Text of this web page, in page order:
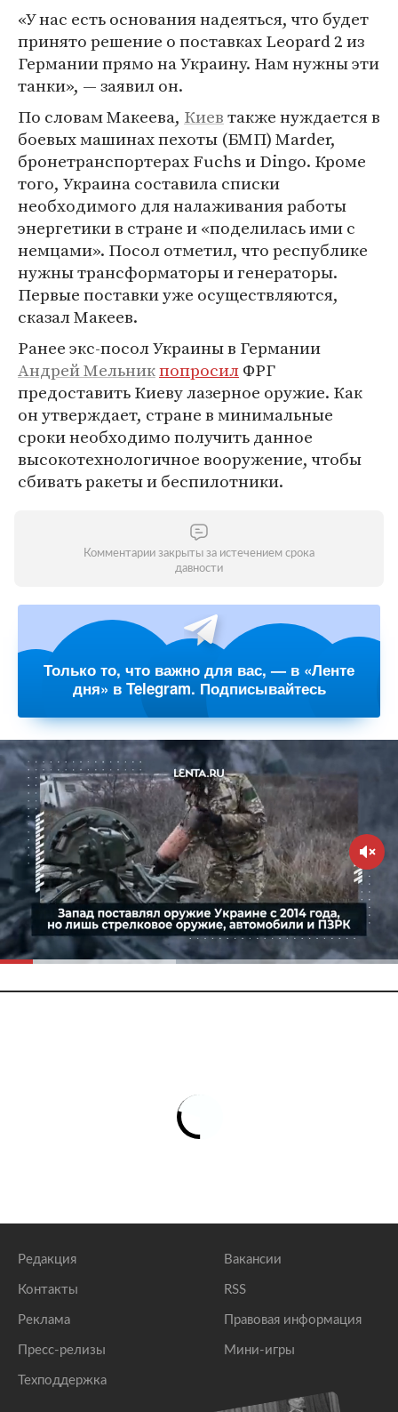
«У нас есть основания надеяться, что будет
принято решение о поставках Leopard 2 из
Германии прямо на Украину. Нам нужны эти
танки», — заявил он.
По словам Макеева, Киевтакже нуждается в
боевых машинах пехоты (БМП) Marder,
бронетранспортерах Fuchs и Dingo. Кроме
того, Украина составила списки
необходимого для налаживания работы
энергетики в стране и «поделилась ими с
немцами». Посол отметил, что республике
нужны трансформаторы и генераторы.
Первые поставки уже осуществляются,
сказал Макеев.
Ранее экс-посол Украины в Германии
Андрей МельникпопросилФРГ
предоставить Киеву лазерное оружие. Как
он утверждает, стране в минимальные
сроки необходимо получить данное
высокотехнологичное вооружение, чтобы
сбивать ракеты и беспилотники.
Комментарии закрыты за истечением срока
давности
Только то, что важно для вас, — в «Ленте
дня» в Telegram. Подписывайтесь
Редакция
Контакты
Реклама
Пресс-релизы
Техподдержка
Вакансии
RSS
Правовая информация
Мини-игры